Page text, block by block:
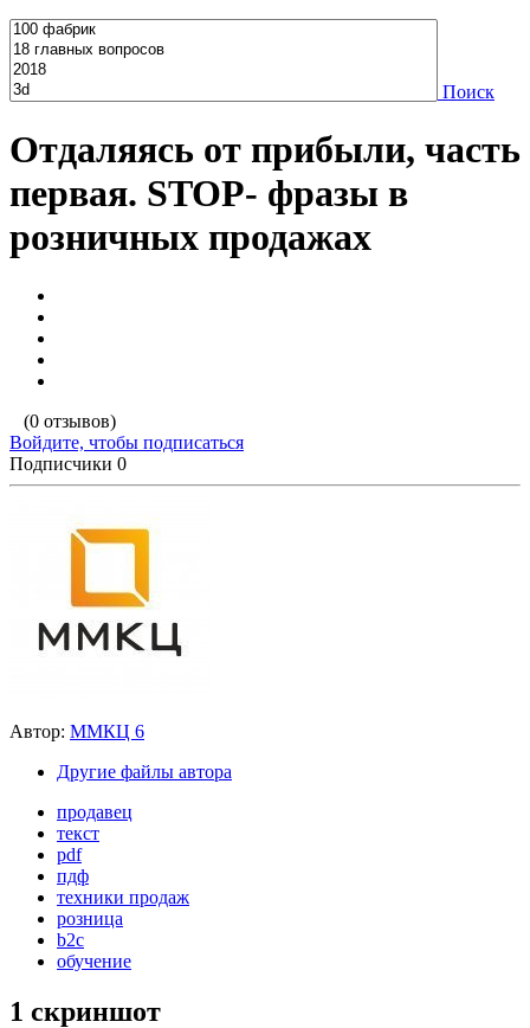
Поиск
Отдаляясь от прибыли, часть
первая. STOP- фразы в
розничных продажах
(0 отзывов)
Войдите, чтобы подписаться
Подписчики 0
Автор: ММКЦ 6
Другие файлы автора
продавец
текст
pdf
пдф
техники продаж
розница
b2c
обучение
1 скриншот